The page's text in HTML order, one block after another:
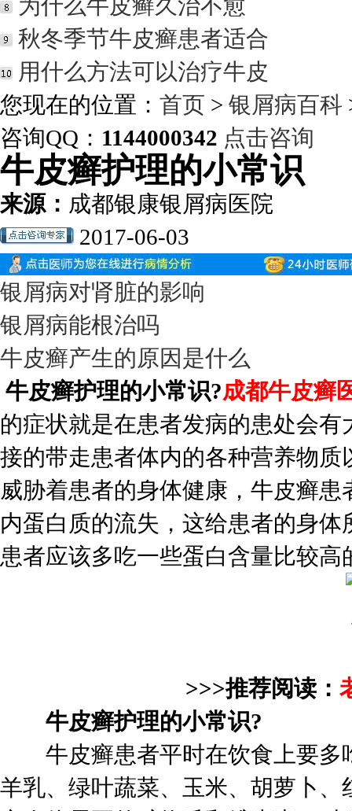
为什么牛皮癣久治不愈
秋冬季节牛皮癣患者适合
用什么方法可以治疗牛皮
您现在的位置： 首页 > 银屑病百科
咨询QQ： 1144000342 点击咨询
牛皮癣护理的小常识
来源： 成都银康银屑病医院
2017-06-03
银屑病对肾脏的影响
银屑病能根治吗
牛皮癣产生的原因是什么
牛皮癣护理的小常识?成都牛皮癣
的症状就是在患者发病的患处会
接的带走患者体内的各种营养物
威胁着患者的身体健康，牛皮癣
内蛋白质的流失，这给患者的身
患者应该多吃一些蛋白含量比较高
>>>推荐阅读：
牛皮癣护理的小常识?
牛皮癣患者平时在饮食上要多
羊乳、绿叶蔬菜、玉米、胡萝卜